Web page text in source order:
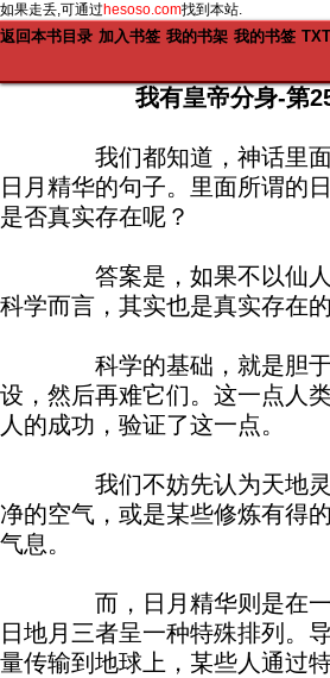
如果走丢,可通过hesoso.com找到本站.
返回本书目录 加入书签 我的书架 我的书签
我有皇帝分身-第
我们都知道，神话里面
日月精华的句子。里面所谓的
是否真实存在呢？
答案是，如果不以仙人
科学而言，其实也是真实存在的
科学的基础，就是胆于
设，然后再难它们。这一点人
人的成功，验证了这一点。
我们不妨先认为天地灵
净的空气，或是某些修炼有得
气息。
而，日月精华则是在一段
日地月三者呈一种特殊排列。
量传输到地球上，某些人通过